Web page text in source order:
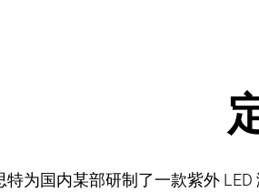
特为国内某部研制了一款紫外